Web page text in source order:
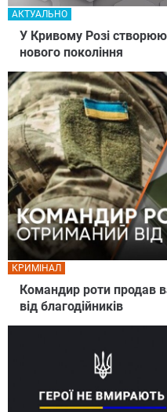
У Кривому Розі
нового покоління
АКТУАЛЬНО
Командир роти продав
від благодійників
КРИМІНАЛ